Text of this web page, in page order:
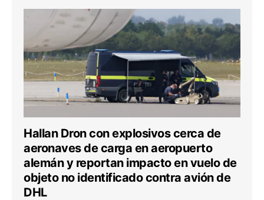
Hallan Dron con explosivos cerca de
aeronaves de carga en aeropuerto
alemán y reportan impacto en vuelo de
objeto no identificado contra avión de
DHL